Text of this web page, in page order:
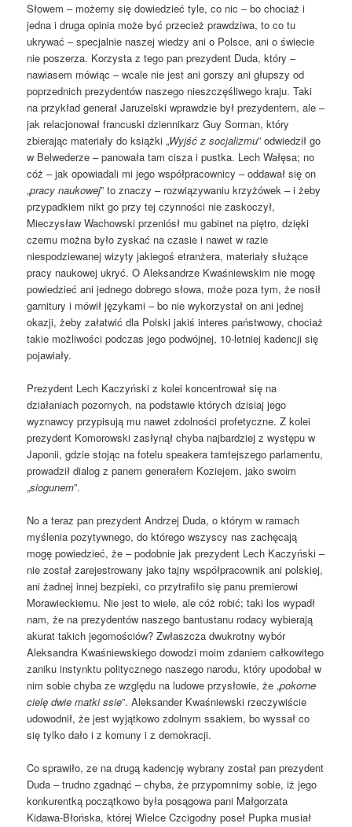
Słowem – możemy się dowiedzieć tyle, co nic – bo chociaż i
jedna i druga opinia może być przecież prawdziwa, to co tu
ukrywać – specjalnie naszej wiedzy ani o Polsce, ani o świecie
nie poszerza. Korzysta z tego pan prezydent Duda, który –
nawiasem mówiąc – wcale nie jest ani gorszy ani głupszy od
poprzednich prezydentów naszego nieszczęśliwego kraju. Taki
na przykład generał Jaruzelski wprawdzie był prezydentem, ale –
jak relacjonował francuski dziennikarz Guy Sorman, który
zbierając materiały do książki „Wyjść z socjalizmu” odwiedził go
w Belwederze – panowała tam cisza i pustka. Lech Wałęsa; no
cóż – jak opowiadali mi jego współpracownicy – oddawał się on
„pracy naukowej” to znaczy – rozwiązywaniu krzyżówek – i żeby
przypadkiem nikt go przy tej czynności nie zaskoczył,
Mieczysław Wachowski przeniósł mu gabinet na piętro, dzięki
czemu można było zyskać na czasie i nawet w razie
niespodziewanej wizyty jakiegoś etranżera, materiały służące
pracy naukowej ukryć. O Aleksandrze Kwaśniewskim nie mogę
powiedzieć ani jednego dobrego słowa, może poza tym, że nosił
garnitury i mówił językami – bo nie wykorzystał on ani jednej
okazji, żeby załatwić dla Polski jakiś interes państwowy, chociaż
takie możliwości podczas jego podwójnej, 10-letniej kadencji się
pojawiały.
Prezydent Lech Kaczyński z kolei koncentrował się na
działaniach pozornych, na podstawie których dzisiaj jego
wyznawcy przypisują mu nawet zdolności profetyczne. Z kolei
prezydent Komorowski zasłynął chyba najbardziej z występu w
Japonii, gdzie stojąc na fotelu speakera tamtejszego parlamentu,
prowadził dialog z panem generałem Koziejem, jako swoim
„siogunem”.
No a teraz pan prezydent Andrzej Duda, o którym w ramach
myślenia pozytywnego, do którego wszyscy nas zachęcają
mogę powiedzieć, że – podobnie jak prezydent Lech Kaczyński –
nie został zarejestrowany jako tajny współpracownik ani polskiej,
ani żadnej innej bezpieki, co przytrafiło się panu premierowi
Morawieckiemu. Nie jest to wiele, ale cóż robić; taki los wypadł
nam, że na prezydentów naszego bantustanu rodacy wybierają
akurat takich jegomościów? Zwłaszcza dwukrotny wybór
Aleksandra Kwaśniewskiego dowodzi moim zdaniem całkowitego
zaniku instynktu politycznego naszego narodu, który upodobał w
nim sobie chyba ze względu na ludowe przysłowie, że „pokorne
cielę dwie matki ssie”. Aleksander Kwaśniewski rzeczywiście
udowodnił, że jest wyjątkowo zdolnym ssakiem, bo wyssał co
się tylko dało i z komuny i z demokracji.
Co sprawiło, ze na drugą kadencję wybrany został pan prezydent
Duda – trudno zgadnąć – chyba, że przypomnimy sobie, iż jego
konkurentką początkowo była posągowa pani Małgorzata
Kidawa-Błońska, której Wielce Czcigodny poseł Pupka musiał